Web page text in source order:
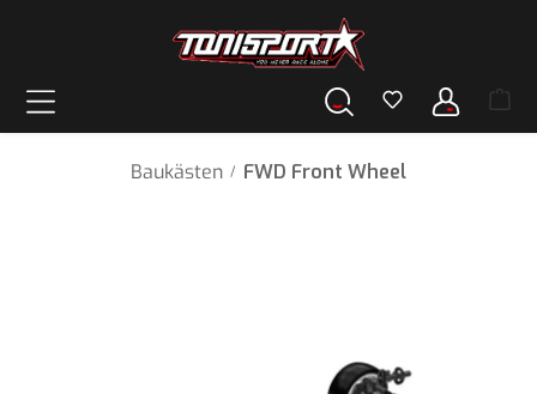
Baukästen / FWD Front Wheel